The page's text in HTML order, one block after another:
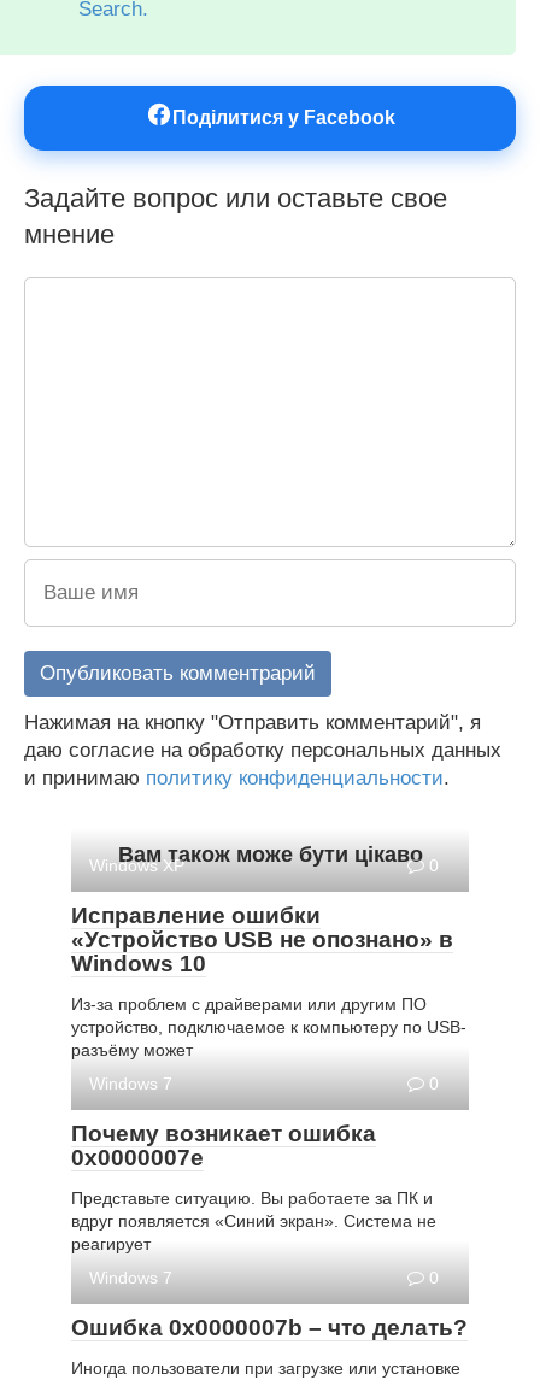
Search.
Поділитися у Facebook
Задайте вопрос или оставьте свое
мнение
Нажимая на кнопку "Отправить комментарий", я
даю согласие на обработку персональных данных
и принимаю политику конфиденциальности.
Вам також може бути цікаво
Windows XP 0
Исправление ошибки
«Устройство USB не опознано» в
Windows 10
Из-за проблем с драйверами или другим ПО
устройство, подключаемое к компьютеру по USB-
разъёму может
Windows 7
0
Почему возникает ошибка
0x0000007e
Представьте ситуацию. Вы работаете за ПК и
вдруг появляется «Синий экран». Система не
реагирует
Windows 7
0
Ошибка 0x0000007b – что делать?
Иногда пользователи при загрузке или установке